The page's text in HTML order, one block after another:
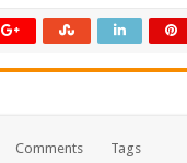
Comments Tags